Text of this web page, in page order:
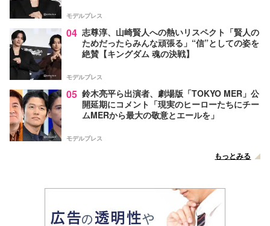
モデルプレス
04 志尊淳、山崎賢人への熱いリスペクト「賢人の
ためだったらみんな頑張る」“信”としての姿を
絶賛【キングダム 魂の決戦】
モデルプレス
05 鈴木亮平ら出演者、劇場版「TOKYO MER」公
開延期にコメント「現実のヒーローたちにチー
ムMERから最大の敬意とエールを」
モデルプレス
もっとみる